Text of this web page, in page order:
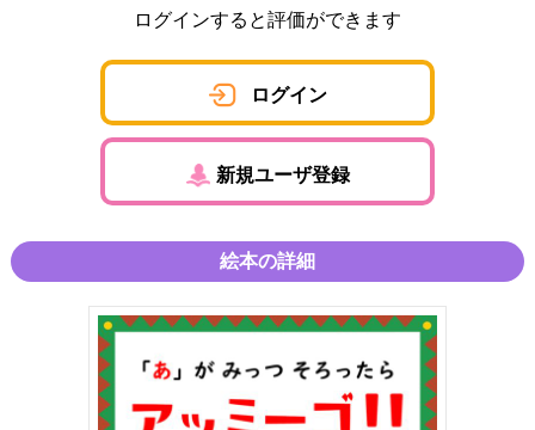
ログインすると評価ができます
ログイン
新規ユーザ登録
絵本の詳細